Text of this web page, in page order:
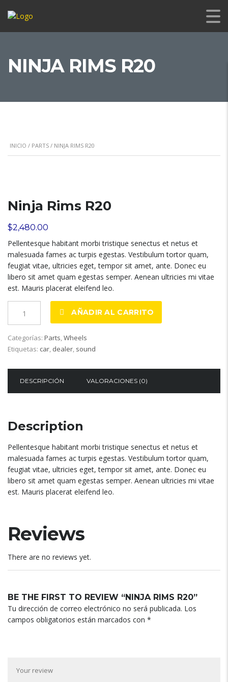
NINJA RIMS R20
INICIO / PARTS / NINJA RIMS R20
Ninja Rims R20
$2,480.00
Pellentesque habitant morbi tristique senectus et netus et
malesuada fames ac turpis egestas. Vestibulum tortor quam,
feugiat vitae, ultricies eget, tempor sit amet, ante. Donec eu
libero sit amet quam egestas semper. Aenean ultricies mi vitae
est. Mauris placerat eleifend leo.
R20
quantity
AÑADIR AL CARRITO
Categorías: Parts,Wheels
Etiquetas: car, dealer, sound
DESCRIPCIÓN VALORACIONES (0)
Description
Pellentesque habitant morbi tristique senectus et netus et
malesuada fames ac turpis egestas. Vestibulum tortor quam,
feugiat vitae, ultricies eget, tempor sit amet, ante. Donec eu
libero sit amet quam egestas semper. Aenean ultricies mi vitae
est. Mauris placerat eleifend leo.
Reviews
There are no reviews yet.
BE THE FIRST TO REVIEW “NINJA RIMS R20”
Tu dirección de correo electrónico no será publicada. Los
campos obligatorios están marcados con *